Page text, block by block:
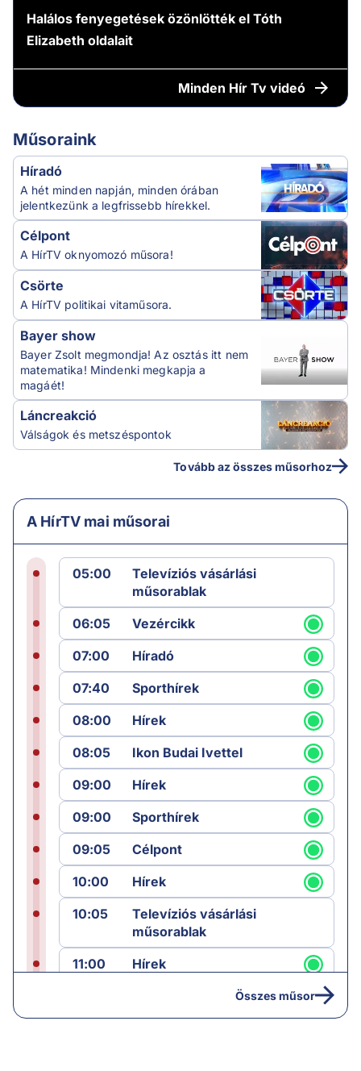
Halálos fenyegetések özönlötték el Tóth
Elizabeth oldalait
Minden Hír Tv videó
Műsoraink
Híradó
A hét minden napján, minden órában
jelentkezünk a legfrissebb hírekkel.
Célpont
A HírTV oknyomozó műsora!
Csörte
A HírTV politikai vitaműsora.
Bayer show
Bayer Zsolt megmondja! Az osztás itt nem
matematika! Mindenki megkapja a
magáét!
Láncreakció
Válságok és metszéspontok
Tovább az összes műsorhoz
A HírTV mai műsorai
05:00
Televíziós vásárlási
műsorablak
06:05
Vezércikk
07:00
Híradó
07:40
Sporthírek
08:00
Hírek
08:05
Ikon Budai Ivettel
09:00
Hírek
09:00
Sporthírek
09:05
Célpont
10:00
Hírek
10:05
Televíziós vásárlási
műsorablak
11:00
Hírek
Összes műsor